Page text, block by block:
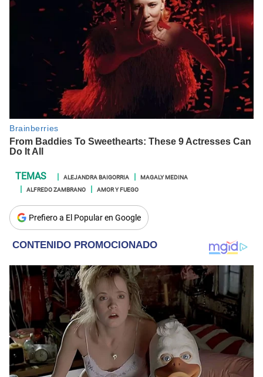
ALEJANDRA BAIGORRIA
MAGALY MEDINA
ALFREDO ZAMBRANO
AMOR Y FUEGO
Prefiero a El Popular en Google